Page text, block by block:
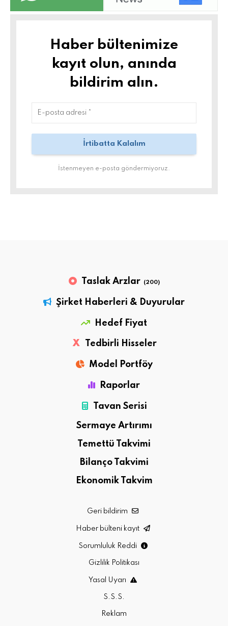
Haber bültenimize
kayıt olun, anında
bildirim alın.
İstenmeyen e-posta göndermiyoruz.
Taslak Arzlar (200)
Şirket Haberleri & Duyurular
Hedef Fiyat
X Tedbirli Hisseler
Model Portföy
Raporlar
Tavan Serisi
Sermaye Artırımı
Temettü Takvimi
Bilanço Takvimi
Ekonomik Takvim
Geri bildirim
Haber bülteni kayıt
Sorumluluk Reddi
Gizlilik Politikası
Yasal Uyarı
S.S.S.
Reklam